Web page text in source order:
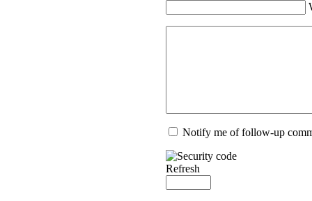
Notify me of follow-up
Refresh